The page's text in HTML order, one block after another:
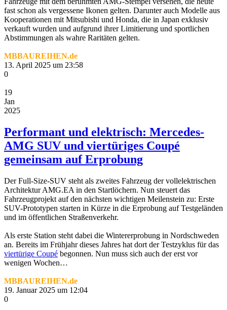
fast schon als vergessene Ikonen gelten. Darunter auch Modelle aus
Kooperationen mit Mitsubishi und Honda, die in Japan exklusiv
verkauft wurden und aufgrund ihrer Limitierung und sportlichen
Abstimmungen als wahre Raritäten gelten.
MBBAUREIHEN.de
13. April 2025 um 23:58
0
19
Jan
2025
Performant und elektrisch: Mercedes-
AMG SUV und viertüriges Coupé
gemeinsam auf Erprobung
Der Full-Size-SUV steht als zweites Fahrzeug der vollelektrischen
Architektur AMG.EA in den Startlöchern. Nun steuert das
Fahrzeugprojekt auf den nächsten wichtigen Meilenstein zu: Erste
SUV-Prototypen starten in Kürze in die Erprobung auf Testgeländen
und im öffentlichen Straßenverkehr.
Als erste Station steht dabei die Wintererprobung in Nordschweden
an. Bereits im Frühjahr dieses Jahres hat dort der Testzyklus für das
viertürige Coupé begonnen. Nun muss sich auch der erst vor
wenigen Wochen…
MBBAUREIHEN.de
19. Januar 2025 um 12:04
0